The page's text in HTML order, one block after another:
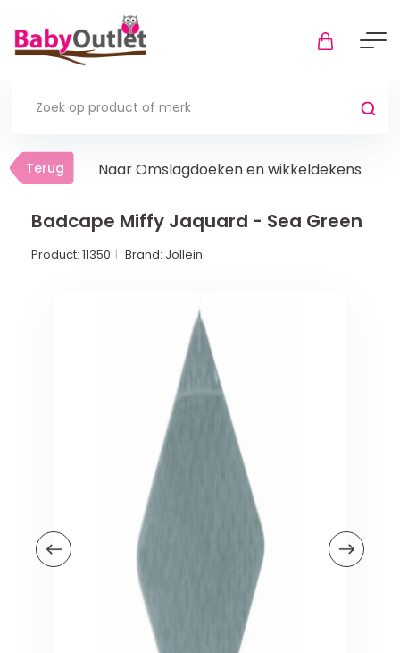
Terug
Thuis
In de box
Boxmatrassen en hoeslakens
Veiligheid in en om huis
Veiligheid buiten de deur
Meer
Terug Naar Omslagdoeken en wikkeldekens
Badcape Miffy Jaquard - Sea Green
Product: 11350 Brand: Jollein